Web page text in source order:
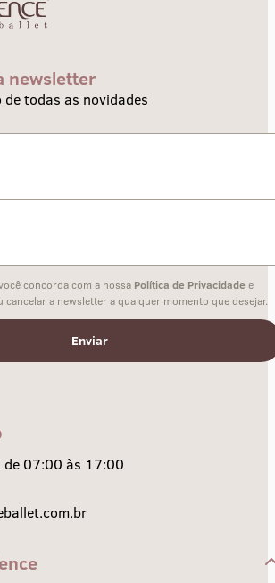
newsletter
todas as novidades
concorda com a nossa Política de Privacidade e
cancelar a newsletter a qualquer momento que desejar.
Enviar
de 07:00 às 17:00